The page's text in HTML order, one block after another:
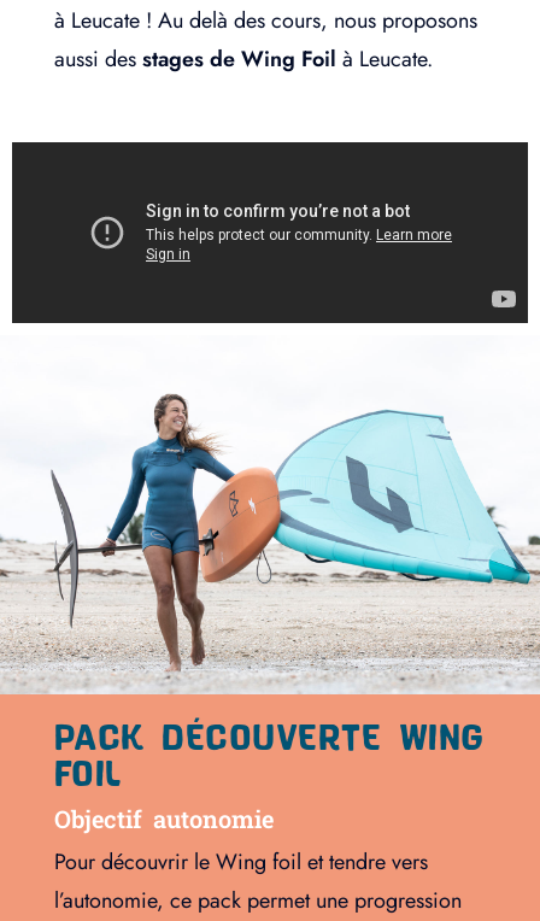
à Leucate ! Au delà des cours, nous proposons
aussi desstages de Wing Foil à Leucate.
PACK DÉCOUVERTE WING
FOIL
Objectif autonomie
Pour découvrir le Wing foil et tendre vers
l’autonomie, ce pack permet une progression